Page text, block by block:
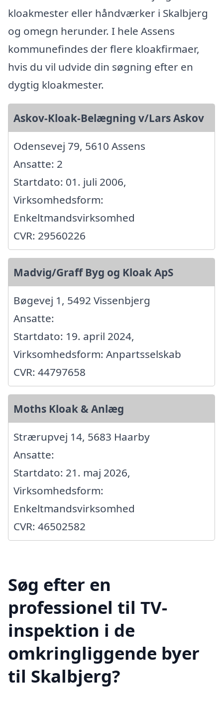
kloakmester eller håndværker i Skalbjerg
og omegn herunder. I hele Assens
kommunefindes der flere kloakfirmaer,
hvis du vil udvide din søgning efter en
dygtig kloakmester.
Askov-Kloak-Belægning v/Lars Askov
Odensevej 79, 5610 Assens
Ansatte: 2
Startdato: 01. juli 2006,
Virksomhedsform:
Enkeltmandsvirksomhed
CVR: 29560226
Madvig/Graff Byg og Kloak ApS
Bøgevej 1, 5492 Vissenbjerg
Ansatte:
Startdato: 19. april 2024,
Virksomhedsform: Anpartsselskab
CVR: 44797658
Moths Kloak & Anlæg
Strærupvej 14, 5683 Haarby
Ansatte:
Startdato: 21. maj 2026,
Virksomhedsform:
Enkeltmandsvirksomhed
CVR: 46502582
Søg efter en
professionel til TV-
inspektion i de
omkringliggende byer
til Skalbjerg?